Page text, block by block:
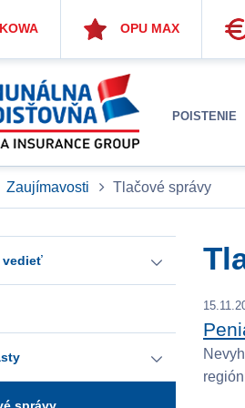
KOWA OPU MAX
POISTENIE
Zaujímavosti Tlačové správy
vedieť
a choroby
správy